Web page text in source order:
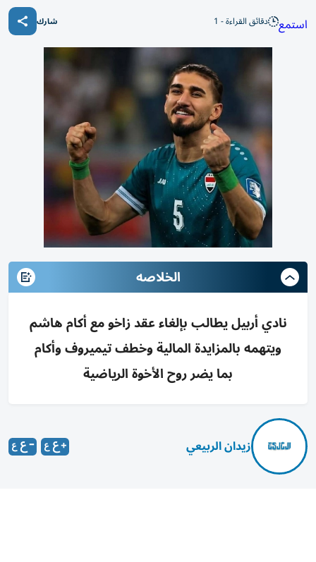
استمع دقائق القراءة - 1 شارك
الخلاصه
نادي أربيل يطالب بإلغاء عقد زاخو مع أكام هاشم
ويتهمه بالمزايدة المالية وخطف تيميروف وأكام
بما يضر روح الأخوة الرياضية
زيدان الربيعي